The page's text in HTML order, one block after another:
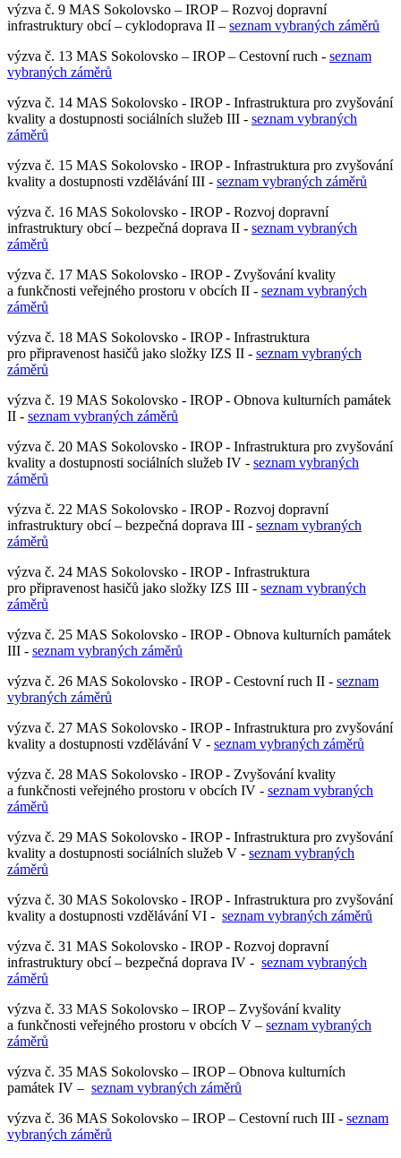
výzva č. 9 MAS Sokolovsko – IROP – Rozvoj dopravní
infrastruktury obcí – cyklodoprava II – seznam vybraných záměrů
výzva č. 13 MAS Sokolovsko – IROP – Cestovní ruch - seznam
vybraných záměrů
výzva č. 14 MAS Sokolovsko - IROP - Infrastruktura pro zvyšování
kvality a dostupnosti sociálních služeb III - seznam vybraných
záměrů
výzva č. 15 MAS Sokolovsko - IROP - Infrastruktura pro zvyšování
kvality a dostupnosti vzdělávání III - seznam vybraných záměrů
výzva č. 16 MAS Sokolovsko - IROP - Rozvoj dopravní
infrastruktury obcí – bezpečná doprava II - seznam vybraných
záměrů
výzva č. 17 MAS Sokolovsko - IROP - Zvyšování kvality
a funkčnosti veřejného prostoru v obcích II - seznam vybraných
záměrů
výzva č. 18 MAS Sokolovsko - IROP - Infrastruktura
pro připravenost hasičů jako složky IZS II - seznam vybraných
záměrů
výzva č. 19 MAS Sokolovsko - IROP - Obnova kulturních památek
II - seznam vybraných záměrů
výzva č. 20 MAS Sokolovsko - IROP - Infrastruktura pro zvyšování
kvality a dostupnosti sociálních služeb IV - seznam vybraných
záměrů
výzva č. 22 MAS Sokolovsko - IROP - Rozvoj dopravní
infrastruktury obcí – bezpečná doprava III - seznam vybraných
záměrů
výzva č. 24 MAS Sokolovsko - IROP - Infrastruktura
pro připravenost hasičů jako složky IZS III - seznam vybraných
záměrů
výzva č. 25 MAS Sokolovsko - IROP - Obnova kulturních památek
III - seznam vybraných záměrů
výzva č. 26 MAS Sokolovsko - IROP - Cestovní ruch II - seznam
vybraných záměrů
výzva č. 27 MAS Sokolovsko - IROP - Infrastruktura pro zvyšování
kvality a dostupnosti vzdělávání V - seznam vybraných záměrů
výzva č. 28 MAS Sokolovsko - IROP - Zvyšování kvality
a funkčnosti veřejného prostoru v obcích IV - seznam vybraných
záměrů
výzva č. 29 MAS Sokolovsko - IROP - Infrastruktura pro zvyšování
kvality a dostupnosti sociálních služeb V - seznam vybraných
záměrů
výzva č. 30 MAS Sokolovsko - IROP - Infrastruktura pro zvyšování
kvality a dostupnosti vzdělávání VI - seznam vybraných záměrů
výzva č. 31 MAS Sokolovsko - IROP - Rozvoj dopravní
infrastruktury obcí – bezpečná doprava IV - seznam vybraných
záměrů
výzva č. 33 MAS Sokolovsko – IROP – Zvyšování kvality
a funkčnosti veřejného prostoru v obcích V – seznam vybraných
záměrů
výzva č. 35 MAS Sokolovsko – IROP – Obnova kulturních
památek IV – seznam vybraných záměrů
výzva č. 36 MAS Sokolovsko – IROP – Cestovní ruch III - seznam
vybraných záměrů